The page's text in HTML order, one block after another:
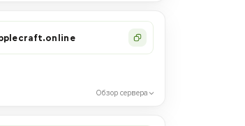
Обзор сервера